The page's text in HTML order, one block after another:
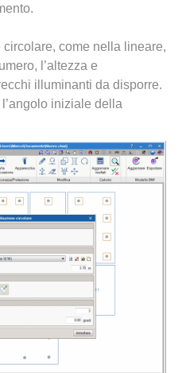
come nella lineare,
l’altezza e
illuminanti da disporre.
iniziale della